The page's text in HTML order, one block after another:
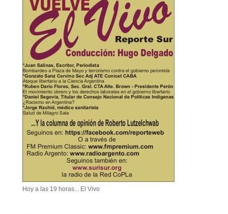
Hoy a las 19 horas... El Vivo